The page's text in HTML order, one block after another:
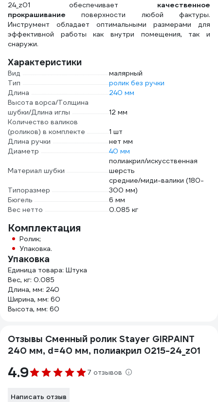
24_z01 обеспечивает качественное
прокрашиваниеповерхности любой фактуры.
Инструмент обладает оптимальными размерами для
эффективной работы как внутри помещения, так и
снаружи.
Характеристики
Вид
малярный
Тип
ролик без ручки
Длина
240 мм
Высота ворса/Толщина
шубки/Длина иглы
12 мм
Количество валиков
(роликов) в комплекте
1 шт
Длина ручки
нет мм
Диаметр
40 мм
Материал шубки
полиакрил/искусственная
шерсть
Типоразмер
средние/миди-валики (180-
300 мм)
Бюгель
6 мм
Вес нетто
0.085 кг
Комплектация
Ролик;
Упаковка.
Упаковка
Единица товара: Штука
Вес, кг: 0.085
Длина, мм: 240
Ширина, мм: 60
Высота, мм: 60
Отзывы Сменный ролик Stayer GIRPAINT
240 мм, d=40 мм, полиакрил 0215-24_z01
4.9 7 отзывов
Написать отзыв